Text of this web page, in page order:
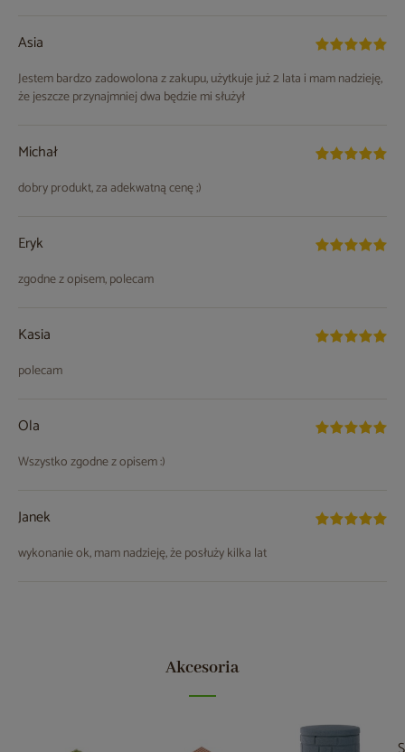
Asia
Jestem bardzo zadowolona z zakupu, użytkuje już 2 lata i mam nadzieję,
że jeszcze przynajmniej dwa będzie mi służył
Michał
dobry produkt, za adekwatną cenę ;)
Eryk
zgodne z opisem, polecam
Kasia
polecam
Ola
Wszystko zgodne z opisem :)
Janek
wykonanie ok, mam nadzieję, że posłuży kilka lat
Akcesoria